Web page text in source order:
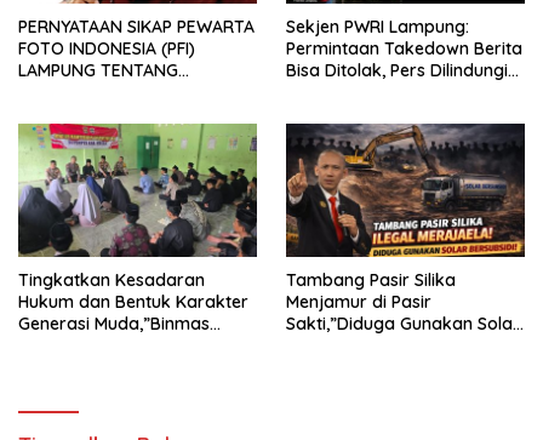
PERNYATAAN SIKAP PEWARTA
FOTO INDONESIA (PFI)
LAMPUNG TENTANG
TERHADAP JURNALIS DI
PENGADILAN NEGERI
TANJUNG KARANG.
Sekjen PWRI Lampung:
Permintaan Takedown Berita
Bisa Ditolak, Pers Dilindungi
Tingkatkan Kesadaran
Hukum dan Bentuk Karakter
Generasi Muda,”Binmas
Tambang Pasir Silika
Menjamur di Pasir
Sakti,”Diduga Gunakan Solar